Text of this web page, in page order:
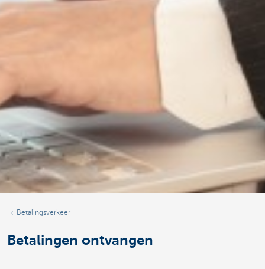
Betalingsverkeer
Betalingen ontvangen